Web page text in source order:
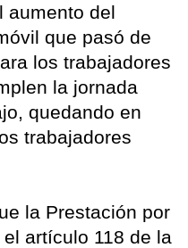
aumento del
que pasó de
los trabajadores
la jornada
quedando en
trabajadores
la Prestación por
artículo 118 de la